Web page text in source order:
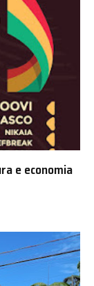
e economia